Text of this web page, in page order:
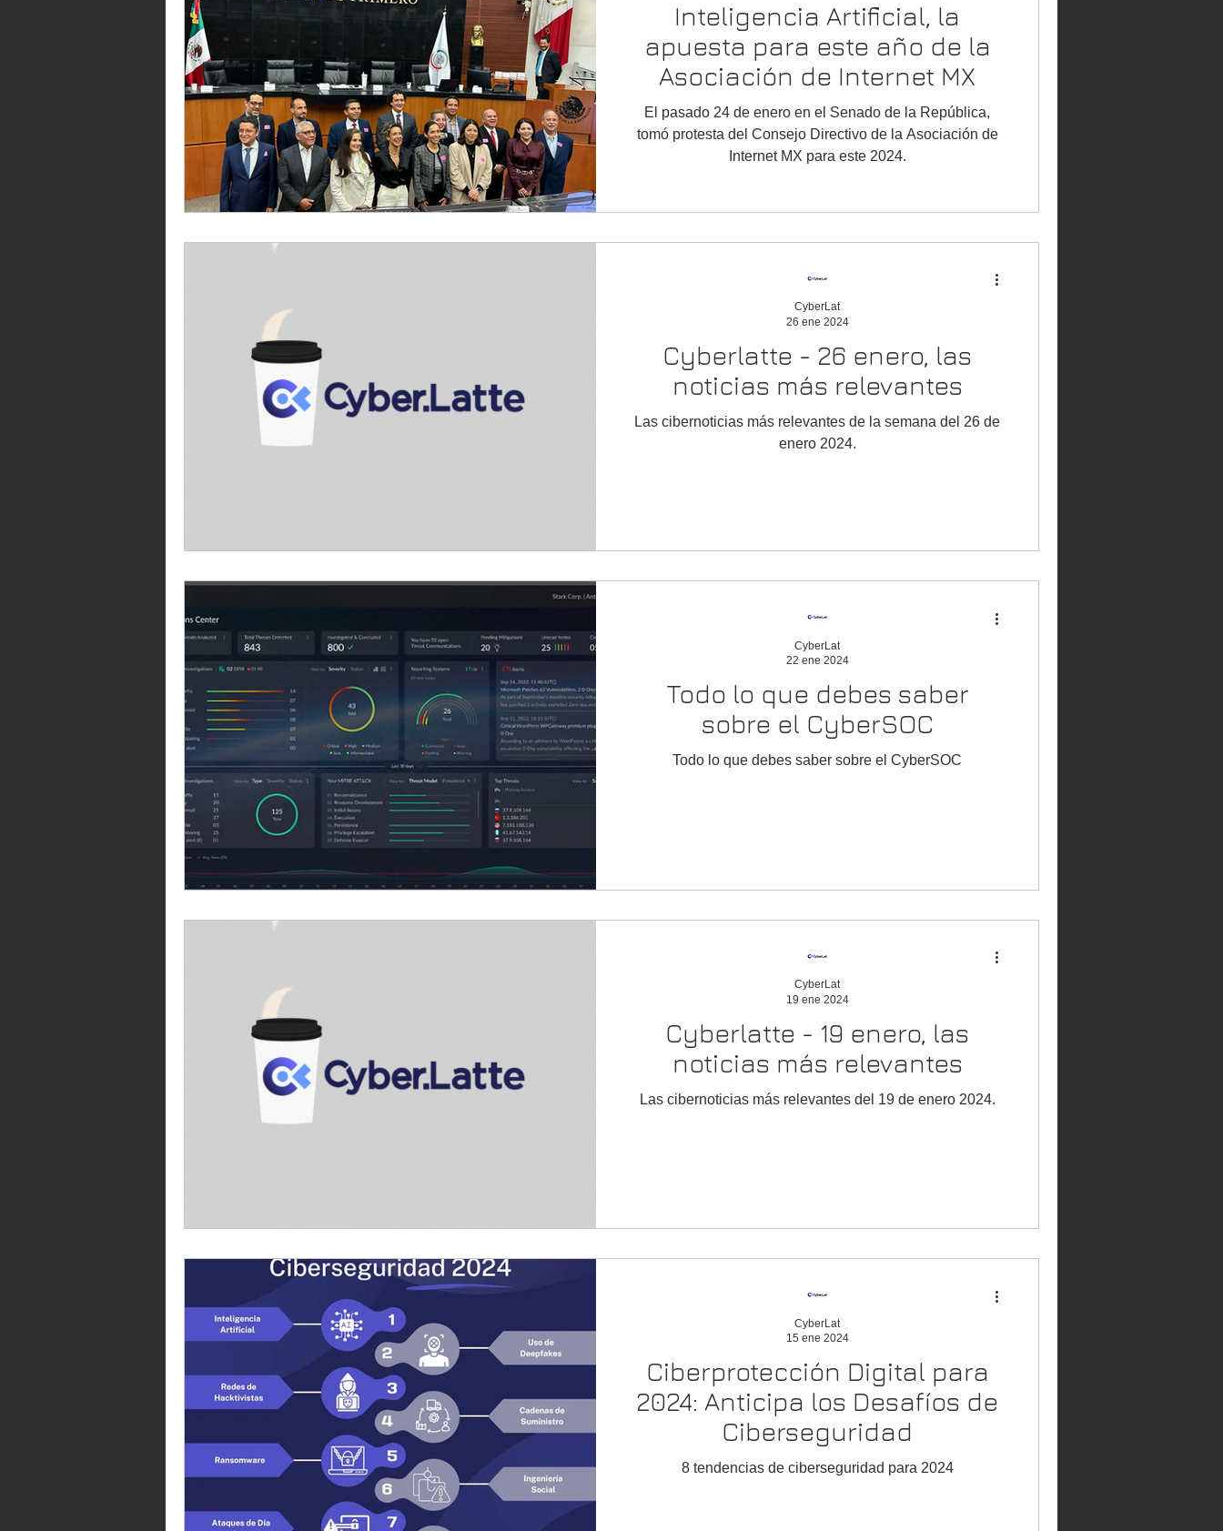
Inteligencia Artificial, la
apuesta para este año de la
Asociación de Internet MX
El pasado 24 de enero en el Senado de la República,
tomó protesta del Consejo Directivo de la Asociación de
Internet MX para este 2024.
Cyberlatte - 26 enero, las
noticias más relevantes
Las cibernoticias más relevantes de la semana del 26 de
enero 2024.
CyberLat
26 ene 2024
Todo lo que debes saber
sobre el CyberSOC
Todo lo que debes saber sobre el CyberSOC
CyberLat
22 ene 2024
Cyberlatte - 19 enero, las
noticias más relevantes
Las cibernoticias más relevantes del 19 de enero 2024.
CyberLat
19 ene 2024
Ciberprotección Digital para
2024: Anticipa los Desafíos de
Ciberseguridad
8 tendencias de ciberseguridad para 2024
CyberLat
15 ene 2024